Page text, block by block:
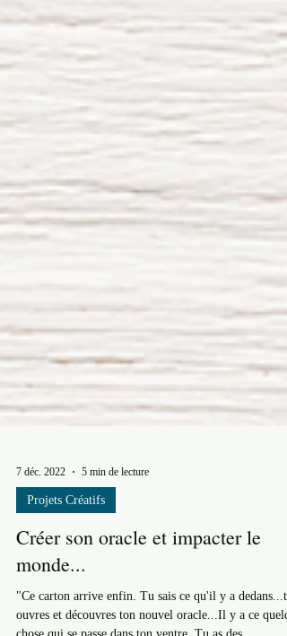
7 déc. 2022 5 min de lecture
Projets Créatifs
Créer son oracle et impacter le
monde...
"Ce carton arrive enfin. Tu sais ce qu'il y a dedans...tu